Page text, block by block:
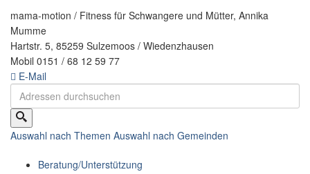
mama-motion / Fitness für Schwangere und Mütter, Annika
Mumme
Hartstr. 5, 85259 Sulzemoos / Wiedenzhausen
Mobil 0151 / 68 12 59 77
E-Mail
Auswahl nach Themen Auswahl nach Gemeinden
Beratung/Unterstützung